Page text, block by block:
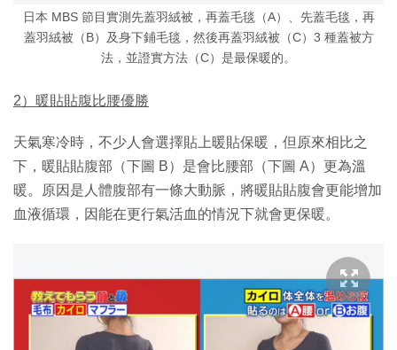
日本 MBS 節目實測先蓋羽絨被，再蓋毛毯（A）、先蓋毛毯，再
蓋羽絨被（B）及身下鋪毛毯，然後再蓋羽絨被（C）3 種蓋被方
法，並證實方法（C）是最保暖的。
2）暖貼貼腹比腰優勝
天氣寒冷時，不少人會選擇貼上暖貼保暖，但原來相比之
下，暖貼貼腹部（下圖 B）是會比腰部（下圖 A）更為溫
暖。原因是人體腹部有一條大動脈，將暖貼貼腹會更能增加
血液循環，因能在更行氣活血的情況下就會更保暖。